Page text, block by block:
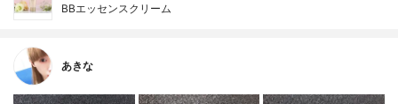
BBエッセンスクリーム
あきな